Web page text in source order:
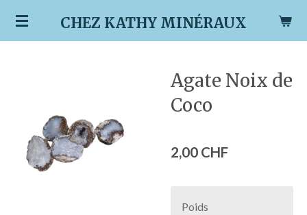
Passer
CHEZ KATHY MINÉRAUX
Agate Noix de
Coco
2,00 CHF
Poids